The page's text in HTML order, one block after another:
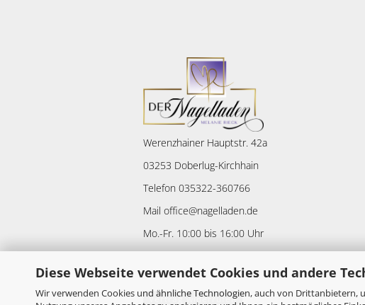
Diese Webseite verwendet Cookies und andere
Wir verwenden Cookies und ähnliche Technologien, auch von
Werenzhainer Hauptstr. 42a
03253 Doberlug-Kirchhain
Telefon 035322-360766
Mail office@nagelladen.de
Mo.-Fr. 10:00 bis 16:00 Uhr
Vertrag widerrufen